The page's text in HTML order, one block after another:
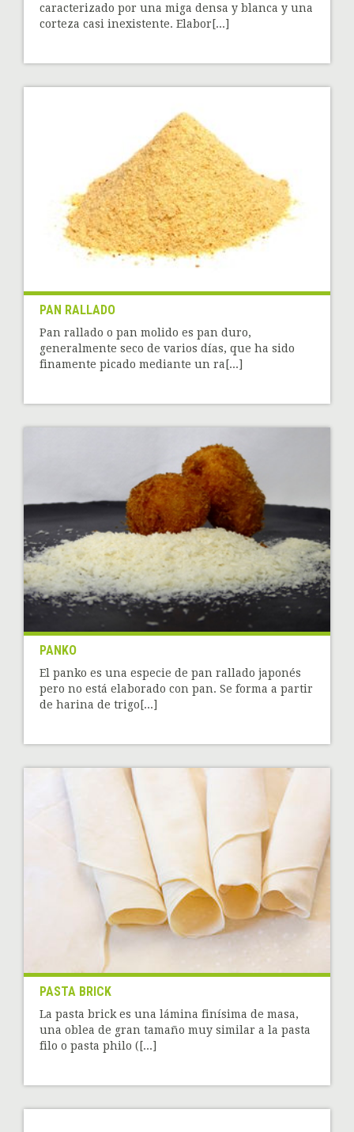
caracterizado por una miga densa y blanca y una
corteza casi inexistente. Elabor[...]
PAN RALLADO
Pan rallado o pan molido es pan duro,
generalmente seco de varios días, que ha sido
finamente picado mediante un ra[...]
PANKO
El panko es una especie de pan rallado japonés
pero no está elaborado con pan. Se forma a partir
de harina de trigo[...]
PASTA BRICK
La pasta brick es una lámina finísima de masa,
una oblea de gran tamaño muy similar a la pasta
filo o pasta philo ([...]